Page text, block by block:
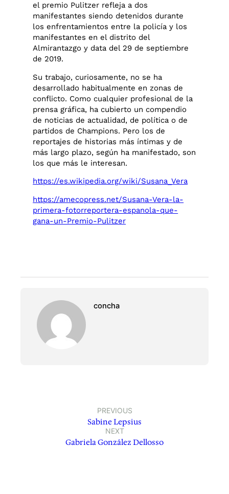
el premio Pulitzer refleja a dos
manifestantes siendo detenidos durante
los enfrentamientos entre la policía y los
manifestantes en el distrito del
Almirantazgo y data del 29 de septiembre
de 2019.
Su trabajo, curiosamente, no se ha
desarrollado habitualmente en zonas de
conflicto. Como cualquier profesional de la
prensa gráfica, ha cubierto un compendio
de noticias de actualidad, de política o de
partidos de Champions. Pero los de
reportajes de historias más íntimas y de
más largo plazo, según ha manifestado, son
los que más le interesan.
https://es.wikipedia.org/wiki/Susana_Vera
https://amecopress.net/Susana-Vera-la-
primera-fotorreportera-espanola-que-
gana-un-Premio-Pulitzer
concha
PREVIOUS
Sabine Lepsius
NEXT
Gabriela González Dellosso